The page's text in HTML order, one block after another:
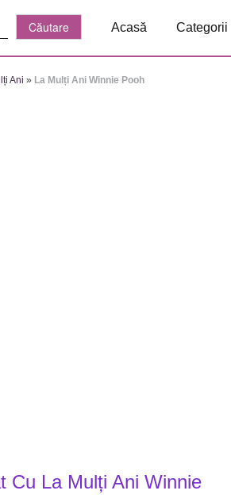
Acasă Categorii
Ani » La Mulți Ani Winnie Pooh
Cu La Mulți Ani Winnie